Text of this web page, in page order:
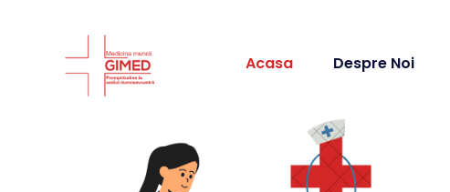
Acasa Despre Noi